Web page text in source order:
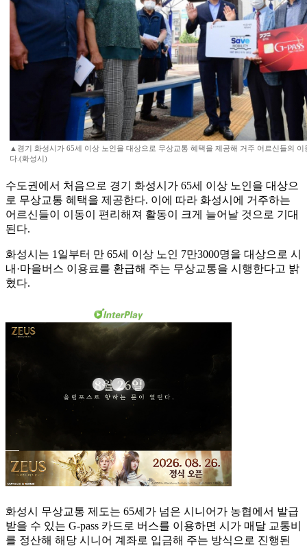
▲경기 화성시가 65세 이상 노인을 대상으로 무상교통 혜택을 제공해 거주 어르신들의
다.(화성시)
수도권에서 처음으로 경기 화성시가 65세 이상 노인을 대상으
로 무상교통 혜택을 제공한다. 이에 따라 화성시에 거주하는
어르신들이 이동이 편리해져 활동이 크게 늘어날 것으로 기대
된다.
화성시는 1일부터 만 65세 이상 노인 7만3000명을 대상으로 시
내·마을버스 이용료를 환급해 주는 무상교통을 시행한다고 밝
혔다.
화성시 무상교통 제도는 65세가 넘은 시니어가 농협에서 발급
받을 수 있는 G-pass 카드로 버스를 이용하면 시가 매달 교통비
를 정산해 해당 시니어 계좌로 입금해 주는 방식으로 진행된